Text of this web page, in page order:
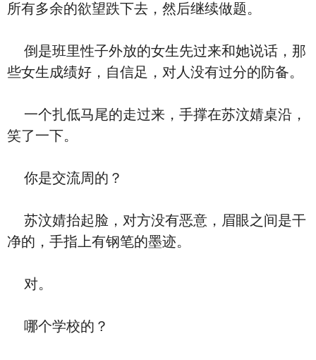
所有多余的欲望跌下去，然后继续做题。
倒是班里性子外放的女生先过来和她说话，那
些女生成绩好，自信足，对人没有过分的防备。
一个扎低马尾的走过来，手撑在苏汶婧桌沿，
笑了一下。
你是交流周的？
苏汶婧抬起脸，对方没有恶意，眉眼之间是干
净的，手指上有钢笔的墨迹。
对。
哪个学校的？